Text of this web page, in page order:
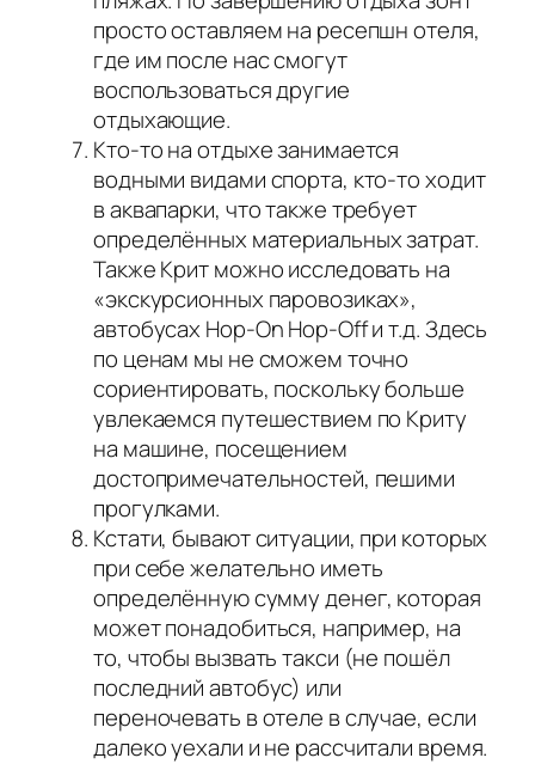
просто оставляем на ресепшн отеля,
где им после нас смогут
воспользоваться другие
отдыхающие.
Кто-то на отдыхе занимается
водными видами спорта, кто-то ходит
в аквапарки, что также требует
определённых материальных затрат.
Также Крит можно исследовать на
«экскурсионных паровозиках»,
автобусах Hop-On Hop-Off и т.д. Здесь
по ценам мы не сможем точно
сориентировать, поскольку больше
увлекаемся путешествием по Криту
на машине, посещением
достопримечательностей, пешими
прогулками.
Кстати, бывают ситуации, при которых
при себе желательно иметь
определённую сумму денег, которая
может понадобиться, например, на
то, чтобы вызвать такси (не пошёл
последний автобус) или
переночевать в отеле в случае, если
далеко уехали и не рассчитали время.